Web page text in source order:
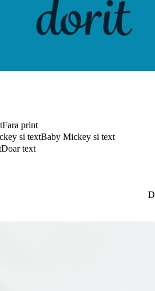
Fara print
Baby Mickey si text
Doar text